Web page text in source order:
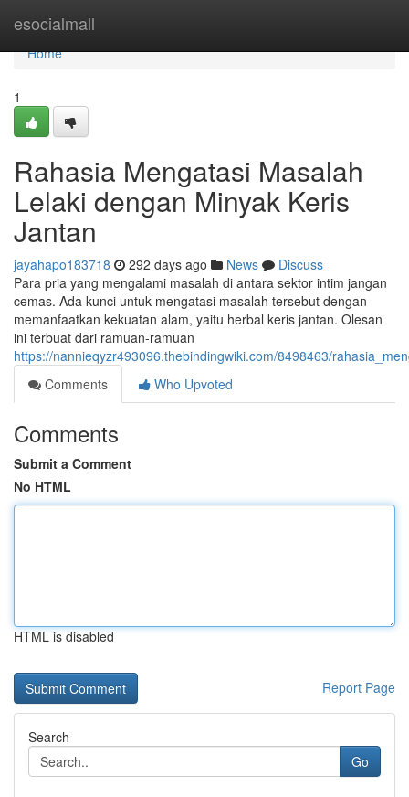
esocialmall
Home
Home
1
Rahasia Mengatasi Masalah
Lelaki dengan Minyak Keris
Jantan
jayahapo183718 292 days ago News
Discuss
Para pria yang mengalami masalah di antara sektor intim jangan
cemas. Ada kunci untuk mengatasi masalah tersebut dengan
memanfaatkan kekuatan alam, yaitu herbal keris jantan. Olesan
ini terbuat dari ramuan-ramuan
https://nannieqyzr493096.thebindingwiki.com/8498463/
Comments
Who Upvoted
Comments
Submit a Comment
No HTML
HTML is disabled
Report Page
Search
Go